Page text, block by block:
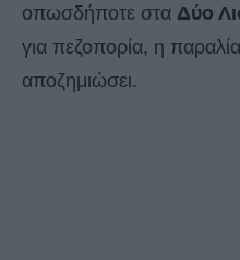
οπωσδήποτε στα Δύο
για πεζοπορία, η
αποζημιώσει.